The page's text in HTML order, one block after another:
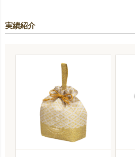
実績紹介